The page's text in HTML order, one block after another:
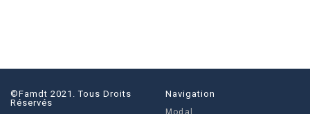
©famdt 2021. Tous Droits
Réservés
Navigation
Modal